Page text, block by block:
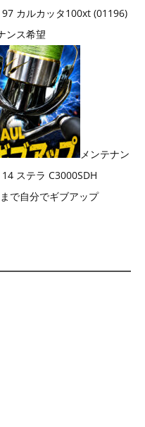
カルカッタ100xt (01196)
ンス希望
メンテナン
ステラ C3000SDH
で自分でギブアップ